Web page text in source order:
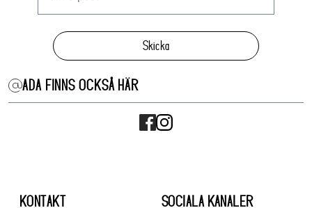
Skicka
ADA FINNS OCKSÅ HÄR
KONTAKT SOCIALA KANALER